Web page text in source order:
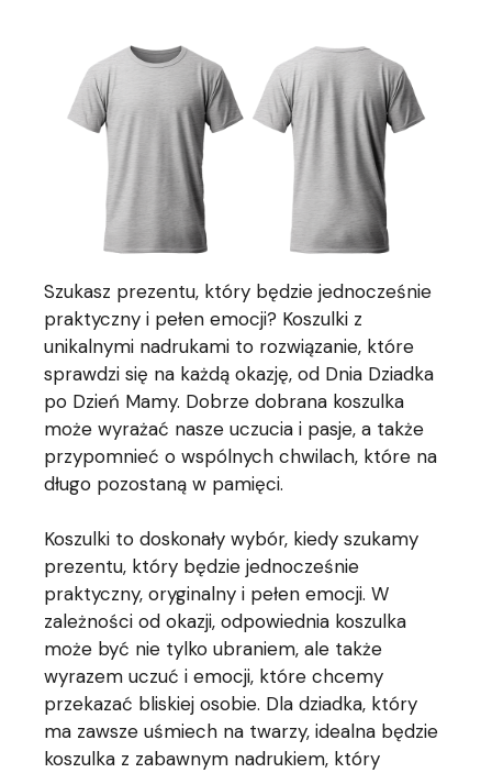
Szukasz prezentu, który będzie jednocześnie
praktyczny i pełen emocji? Koszulki z
unikalnymi nadrukami to rozwiązanie, które
sprawdzi się na każdą okazję, od Dnia Dziadka
po Dzień Mamy. Dobrze dobrana koszulka
może wyrażać nasze uczucia i pasje, a także
przypomnieć o wspólnych chwilach, które na
długo pozostaną w pamięci.
Koszulki to doskonały wybór, kiedy szukamy
prezentu, który będzie jednocześnie
praktyczny, oryginalny i pełen emocji. W
zależności od okazji, odpowiednia koszulka
może być nie tylko ubraniem, ale także
wyrazem uczuć i emocji, które chcemy
przekazać bliskiej osobie. Dla dziadka, który
ma zawsze uśmiech na twarzy, idealna będzie
koszulka z zabawnym nadrukiem, który